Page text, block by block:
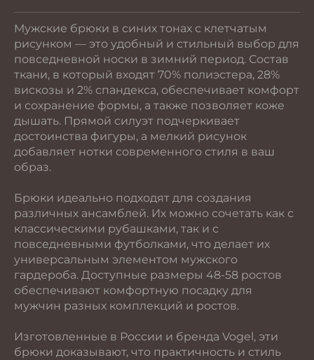
Мужские брюки в синих тонах с клетчатым
рисунком — это удобный и стильный выбор для
повседневной носки в зимний период. Состав
ткани, в который входят 70% полиэстера, 28%
вискозы и 2% спандекса, обеспечивает комфорт
и сохранение формы, а также позволяет коже
дышать. Прямой силуэт подчеркивает
достоинства фигуры, а мелкий рисунок
добавляет нотки современного стиля в ваш
образ.
Брюки идеально подходят для создания
различных ансамблей. Их можно сочетать как с
классическими рубашками, так и с
повседневными футболками, что делает их
универсальным элементом мужского
гардероба. Доступные размеры 48-58 ростов
обеспечивают комфортную посадку для
мужчин разных комплекций и ростов.
Изготовленные в России и бренда Vogel, эти
брюки доказывают, что практичность и стиль